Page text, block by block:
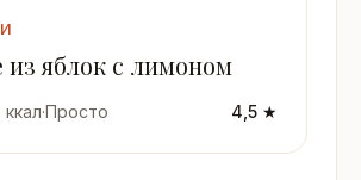
из яблок с лимоном
ккал·Просто 4,5 ★